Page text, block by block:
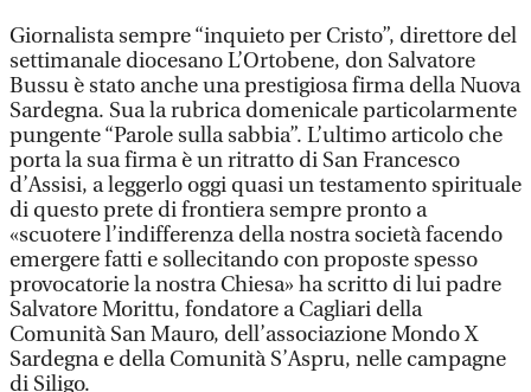
Giornalista sempre “inquieto per Cristo”, direttore del
settimanale diocesano L’Ortobene, don Salvatore
Bussu è stato anche una prestigiosa firma della Nuova
Sardegna. Sua la rubrica domenicale particolarmente
pungente “Parole sulla sabbia”. L’ultimo articolo che
porta la sua firma è un ritratto di San Francesco
d’Assisi, a leggerlo oggi quasi un testamento spirituale
di questo prete di frontiera sempre pronto a
«scuotere l’indifferenza della nostra società facendo
emergere fatti e sollecitando con proposte spesso
provocatorie la nostra Chiesa» ha scritto di lui padre
Salvatore Morittu, fondatore a Cagliari della
Comunità San Mauro, dell’associazione Mondo X
Sardegna e della Comunità S’Aspru, nelle campagne
di Siligo.